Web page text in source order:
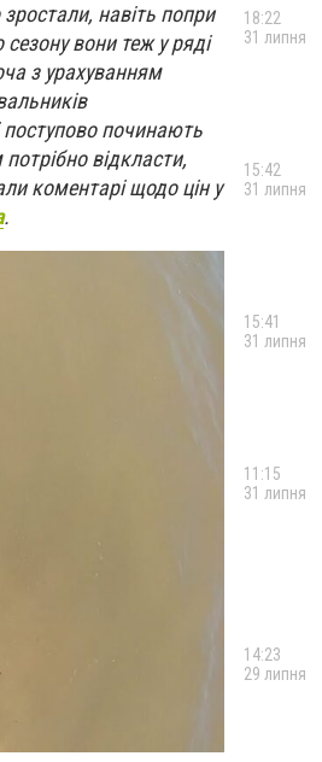
навіть попри
вони теж у ряді
з урахуванням
поступово починають
відкласти,
коментарі щодо цін у
.
18:22
31 липня
15:42
31 липня
15:41
31 липня
11:15
31 липня
14:23
29 липня